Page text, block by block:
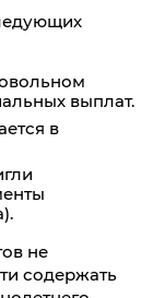
выплат.
в
не
содержать